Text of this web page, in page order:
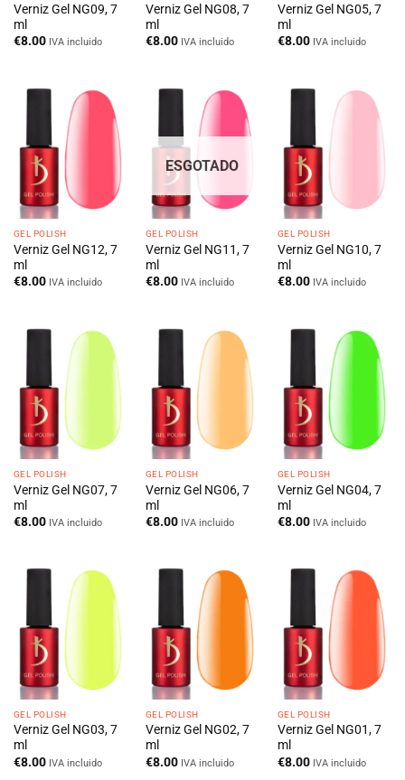
Verniz Gel NG09, 7
ml
€8.00 IVA incluido
Verniz Gel NG08, 7
ml
€8.00 IVA incluido
Verniz Gel NG05, 7
ml
€8.00 IVA incluido
GEL POLISH
Verniz Gel NG12, 7
ml
€8.00 IVA incluido
ESGOTADO
GEL POLISH
Verniz Gel NG11, 7
ml
€8.00 IVA incluido
GEL POLISH
Verniz Gel NG10, 7
ml
€8.00 IVA incluido
GEL POLISH
Verniz Gel NG07, 7
ml
€8.00 IVA incluido
GEL POLISH
Verniz Gel NG06, 7
ml
€8.00 IVA incluido
GEL POLISH
Verniz Gel NG04, 7
ml
€8.00 IVA incluido
GEL POLISH
Verniz Gel NG03, 7
ml
€8.00 IVA incluido
GEL POLISH
Verniz Gel NG02, 7
ml
€8.00 IVA incluido
GEL POLISH
Verniz Gel NG01, 7
ml
€8.00 IVA incluido